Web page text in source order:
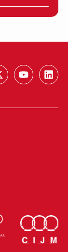
Y
o
u
L
i
e